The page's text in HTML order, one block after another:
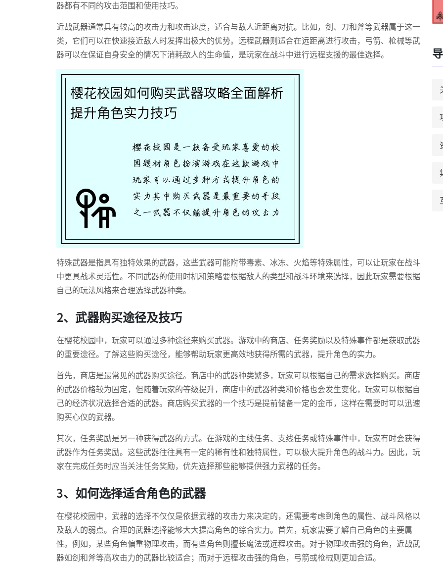
器都有不同的攻击范围和使用技巧。
近战武器通常具有较高的攻击力和攻击速度，适合与敌人近距离对抗。比如，剑、刀和斧等武器属于这一
类，它们可以在快速接近敌人时发挥出极大的优势。远程武器则适合在远距离进行攻击，弓箭、枪械等武
器可以在保证自身安全的情况下消耗敌人的生命值，是玩家在战斗中进行远程支援的最佳选择。
特殊武器是指具有独特效果的武器，这些武器可能附带毒素、冰冻、火焰等特殊属性，可以让玩家在战斗
中更具战术灵活性。不同武器的使用时机和策略要根据敌人的类型和战斗环境来选择，因此玩家需要根据
自己的玩法风格来合理选择武器种类。
2、武器购买途径及技巧
在樱花校园中，玩家可以通过多种途径来购买武器。游戏中的商店、任务奖励以及特殊事件都是获取武器
的重要途径。了解这些购买途径，能够帮助玩家更高效地获得所需的武器，提升角色的实力。
首先，商店是最常见的武器购买途径。商店中的武器种类繁多，玩家可以根据自己的需求选择购买。商店
的武器价格较为固定，但随着玩家的等级提升，商店中的武器种类和价格也会发生变化，玩家可以根据自
己的经济状况选择合适的武器。商店购买武器的一个技巧是提前储备一定的金币，这样在需要时可以迅速
购买心仪的武器。
其次，任务奖励是另一种获得武器的方式。在游戏的主线任务、支线任务或特殊事件中，玩家有时会获得
武器作为任务奖励。这些武器往往具有一定的稀有性和独特属性，可以极大提升角色的战斗力。因此，玩
家在完成任务时应当关注任务奖励，优先选择那些能够提供强力武器的任务。
3、如何选择适合角色的武器
在樱花校园中，武器的选择不仅仅是依据武器的攻击力来决定的，还需要考虑到角色的属性、战斗风格以
及敌人的弱点。合理的武器选择能够大大提高角色的综合实力。首先，玩家需要了解自己角色的主要属
性。例如，某些角色偏重物理攻击，而有些角色则擅长魔法或远程攻击。对于物理攻击强的角色，近战武
器如剑和斧等高攻击力的武器比较适合；而对于远程攻击强的角色，弓箭或枪械则更加合适。